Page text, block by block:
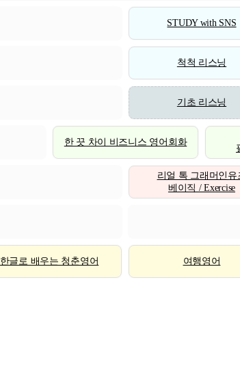
STUDY with SNS
척척 리스닝
기초 리스닝
한 끗 차이 비즈니스 영어회화
리얼 톡 그래머인유
베이직 / Exercise
한글로 배우는 청춘영어 여행영어